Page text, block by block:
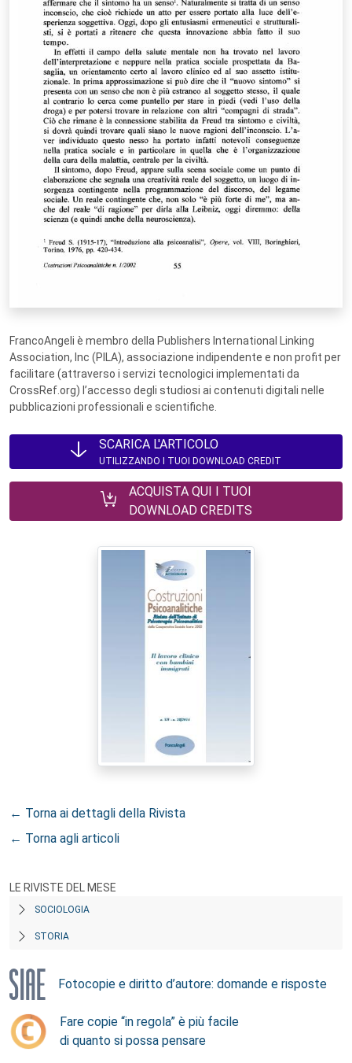
FrancoAngeli è membro della Publishers International Linking
Association, Inc (PILA), associazione indipendente e non profit per
facilitare (attraverso i servizi tecnologici implementati da
CrossRef.org) l’accesso degli studiosi ai contenuti digitali nelle
pubblicazioni professionali e scientifiche.
SCARICA L'ARTICOLO
UTILIZZANDO I TUOI DOWNLOAD CREDIT
ACQUISTA QUI I TUOI
DOWNLOAD CREDITS
← Torna ai dettagli della Rivista
← Torna agli articoli
LE RIVISTE DEL MESE
SOCIOLOGIA
STORIA
Fotocopie e diritto d’autore: domande e risposte
Fare copie “in regola” è più facile
di quanto si possa pensare